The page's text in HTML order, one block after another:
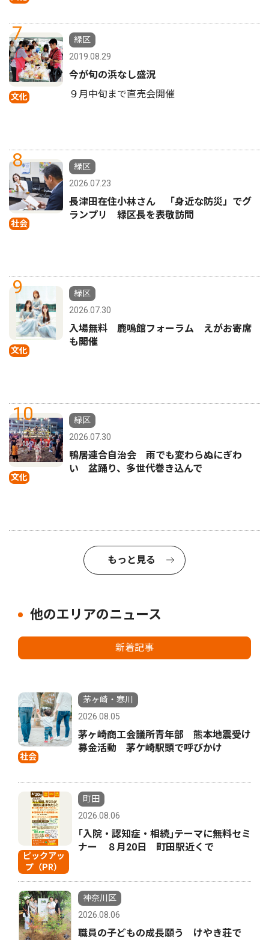
7
文化
緑区
2019.08.29
今が旬の浜なし盛況
９月中旬まで直売会開催
8
社会
緑区
2026.07.23
長津田在住小林さん 「身近な防災」でグ
ランプリ 緑区長を表敬訪問
9
文化
緑区
2026.07.30
入場無料 鹿鳴館フォーラム えがお寄席
も開催
10
文化
緑区
2026.07.30
鴨居連合自治会 雨でも変わらぬにぎわ
い 盆踊り、多世代巻き込んで
もっと見る
他のエリアのニュース
新着記事
社会
茅ヶ崎・寒川
2026.08.05
茅ヶ崎商工会議所青年部 熊本地震受け
募金活動 茅ケ崎駅頭で呼びかけ
ピックアッ
プ（PR）
町田
2026.08.06
｢入院・認知症・相続｣テーマに無料セミ
ナー ８月20日 町田駅近くで
神奈川区
2026.08.06
職員の子どもの成長願う けやき荘で